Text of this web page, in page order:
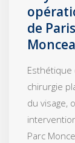
de
Esthétique
chirurgie
du visage,
Parc